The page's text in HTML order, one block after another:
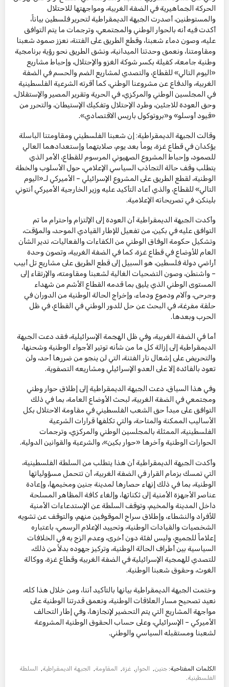
الحركة الجماهيرية في الضفة الغربية، ومواجهتها للاحتلال
والمستوطنين، أصدرت الجبهة الديمقراطية لتحرير فلسطين بياناً،
أكدت فيه أنه بالحوار الوطني والمجتمعي، وترجمات ما يتم التوافق
عليه، وصون دماء شعبنا، وقطع الطريق على الفتنة، نعزز صمود شعبنا
ومقاومتنا، ونعمق وحدتنا الميدانية، ونشق الطريق نحو رؤية برنامجية
وطنية جامعة، كفيلة بكسر شوكة الغزو والإحتلال، وإحباط مشاريع
«اليوم التالي» للقطاع، والتصدي لمشاريع الضم والحسم في الضفة
الغربية، والدفاع عن مشروعنا الوطني، كما أقرته الشرعية الفلسطينية
في المجلسين الوطني والمركزي، في الحرية وتقرير المصير والإستقلال،
وحق العودة للاجئين، وطرد الإحتلال وتفكيك الإستيطان، والتحرر من
«قيود أوسلو» و«بروتوكول باريس الاقتصادي».
وقالت الجبهة الديمقراطية: إن شعبنا الفلسطيني ومقاومتنا الباسلة
يؤكدان في قطاع غزة، يوماً بعد يوم، صلابتهما وإستعدادهما العالي
للصمود، وإحباط المشروع الصهيوني المرسوم للقطاع، الأمر الذي
يتطلب وقف حالة التجاذب السياسي الإعلامي، حول الأسلوب والخطة
الوطنية، لقطع الطريق على المشروع الإسرائيلي – الأميركي لـ«اليوم
التالي» للقطاع، والذي أعاد التأكيد عليه وزير الخارجية الأميركي أنتوني
بلينكن، في تصريحاته الإعلامية.
وأكدت الجبهة الديمقراطية أن العودة إلى الإلتزام واحترام ما تم
التوافق عليه في بكين، من تفعيل للإطار القيادي الموحد، والمؤقت،
وتشكيل حكومة الوفاق الوطني من الكفاءات والفعاليات، تدير الشأن
العام للأوضاع في قطاع غزة، كما في الضفة الغربية، وتصون وحدة
أراضي دولة فلسطين، هو السبيل إلى قطع الطريق على مشاريع تل أبيب
– واشنطن، وصون التضحيات الغالية لشعبنا ومقاومته، والإرتقاء إلى
المستوى الوطني الذي يليق بما قدمه القطاع الأشم من شهداء
وجرحى، وآلام ودموع ودماء، وإخراج الحالة الوطنية من الدوران في
حلقة مفرغة، في البحث عن حل للدور الوطني في القطاع، في ظل
الحرب وبعدها.
أما في الضفة الغربية، وفي ظل الهجمة الإسرائيلية، فقد دعت الجبهة
الديمقراطية إلى إزالة كل ما من شأنه توتير الأجواء الوطنية وشحنها،
والتحريض على إشعال نار الفتنة، التي لن ينجو من ضررها أحد، ولن
تعود بالفائدة إلا على العدو الإسرائيلي ومشاريعه التصفوية.
وفي هذا السياق، دعت الجبهة الديمقراطية إلى إطلاق حوار وطني
ومجتمعي في الضفة الغربية، لبحث الأوضاع العامة، بما في ذلك
التوافق على مبدأ حق الشعب الفلسطيني في مقاومة الاحتلال بكل
الأساليب الممكنة والمتاحة، والتي تكلفها قرارات الشرعية
الفلسطينية، الممثلة بالمجلسين الوطني والمركزي، وترجمات
الحوارات الوطنية وآخرها «حوار بكين»، والشرعية والقوانين الدولية.
وأكدت الجبهة الديمقراطية أن هذا يتطلب من السلطة الفلسطينية،
التي تمسك بزمام القرار في الضفة الغربية، أن تتحمل مسؤولياتها
الوطنية، بما في ذلك إنهاء حصارها لمدينة جنين ومخيمها، وإعادة
عناصر الأجهزة الأمنية إلى ثكناتها، وإلغاء كافة المظاهر المسلحة
داخل المدينة والمخيم، وتوقف السلطة عن الإستدعاءات الأمنية
للأفراد والنشطاء، وإطلاق سراح الموقوفين منهم، والتوقف عن تشويه
الشخصيات والقيادات الوطنية، وتحييد الإعلام الرسمي، باعتباره
إعلاماً للجميع، وليس لفئة دون أخرى، وعدم الزج به في الخلافات
السياسية بين أطراف الحالة الوطنية، وتركيز جهوده بدلاً من ذلك،
للتصدي للهمجية الإسرائيلية في الضفة الغربية وقطاع غزة، ووكالة
الغوث، وحقوق شعبنا الوطنية.
وختمت الجبهة الديمقراطية بيانها بالتأكيد أننا، ومن خلال هذا كله،
نعيد تصحيح مسار العلاقات الوطنية، ونعمق قدرتنا الوطنية على
مواجهة المشاريع التي يتم التحضير لإنجازها، وفي إطار التحالف
الأميركي – الإسرائيلي، وعلى حساب الحقوق الوطنية المشروعة
لشعبنا ومستقبله السياسي والوطني.
الكلمات المفتاحية: جنين, الحوار, غزة, المقاومة, الجبهة الديمقراطية, السلطة
الفلسطينية